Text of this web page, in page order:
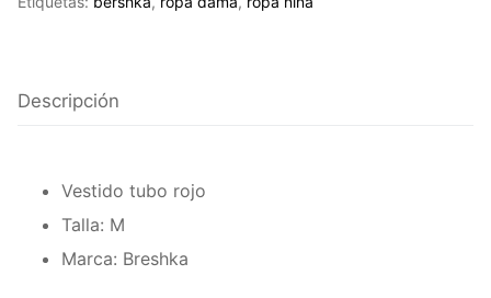
Descripción
Vestido tubo rojo
Talla: M
Marca: Breshka